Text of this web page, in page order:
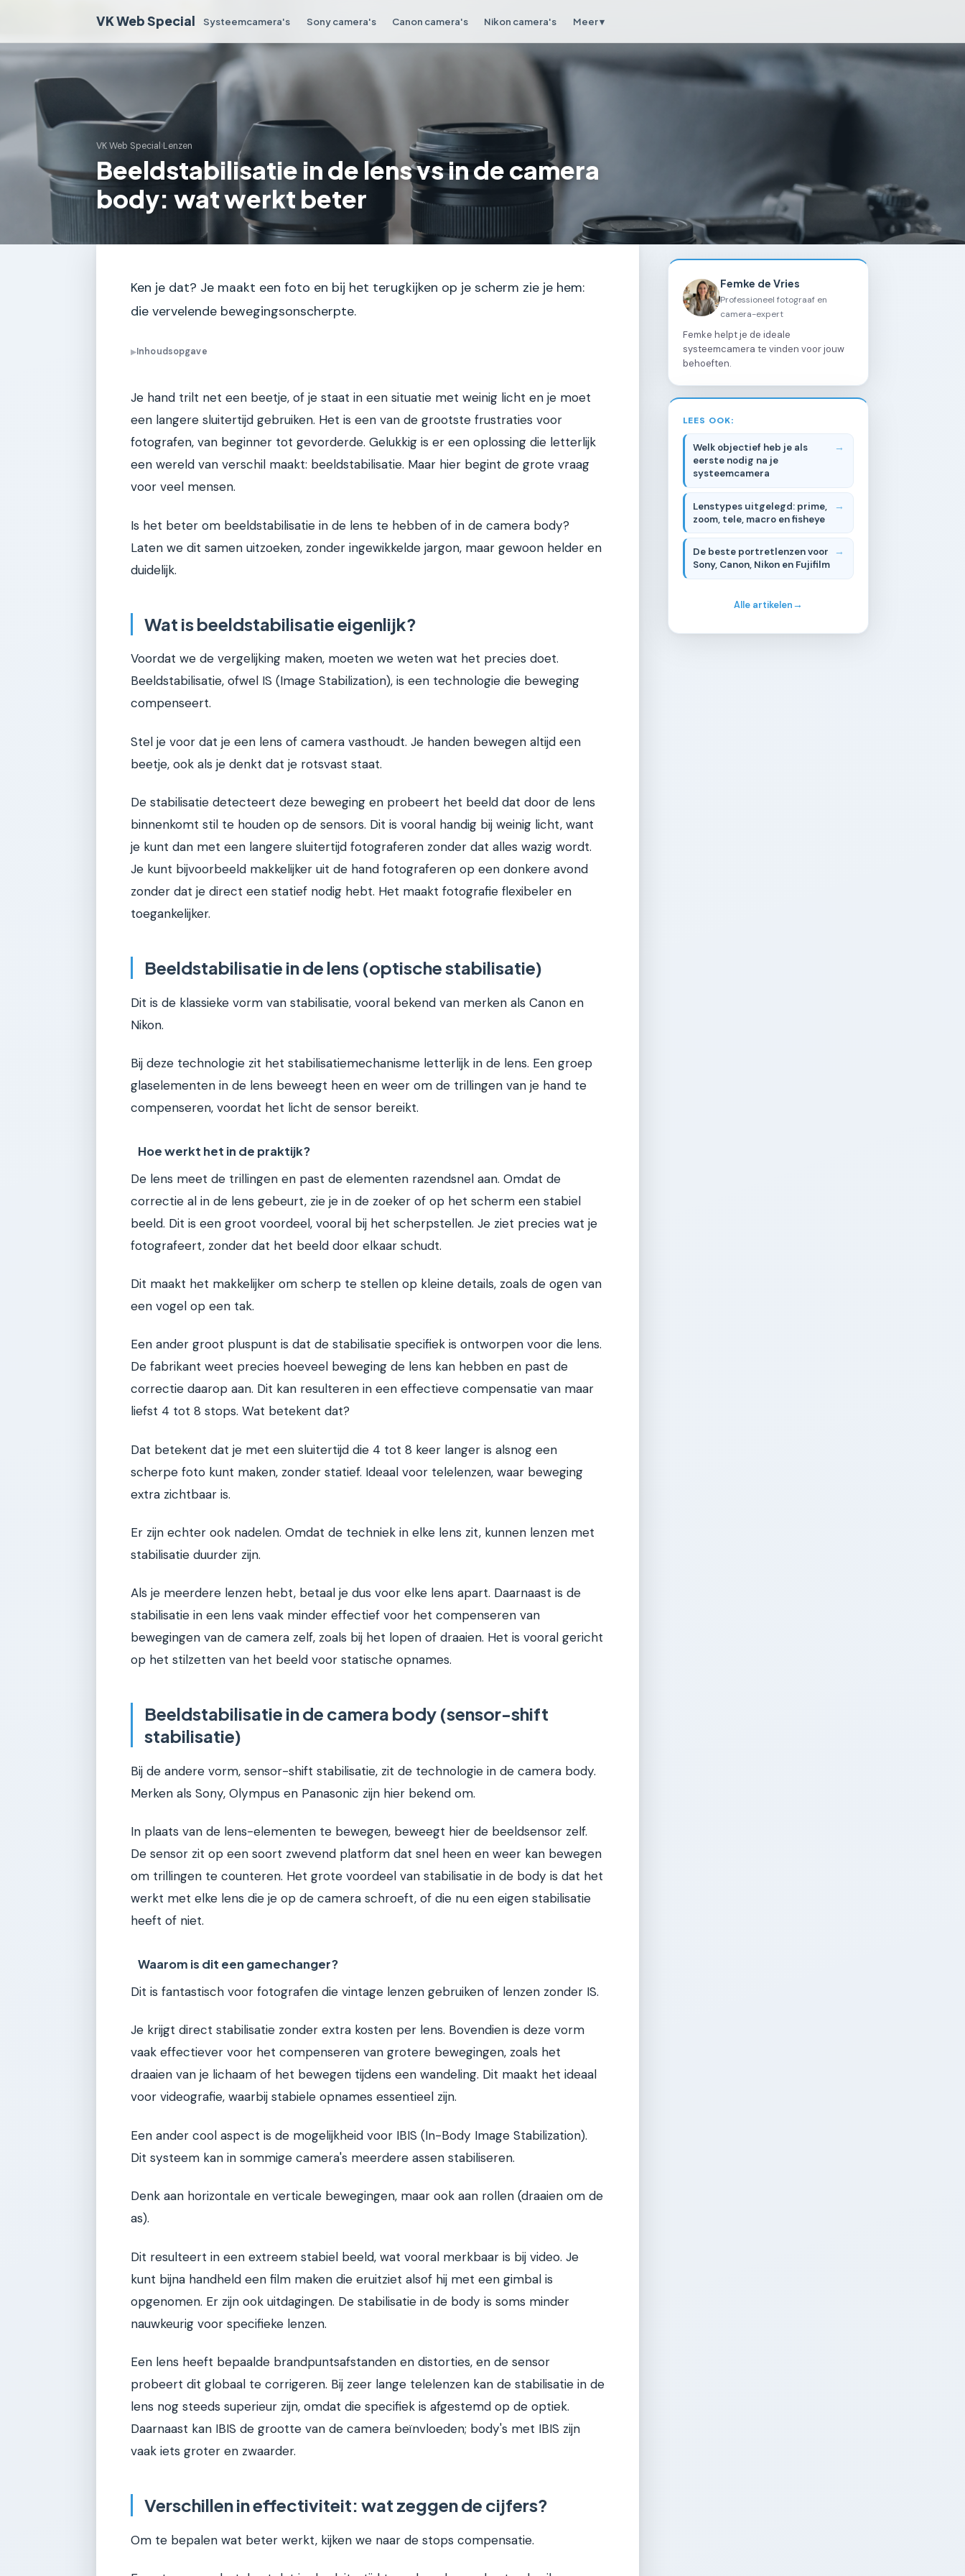
VK Web Special Systeemcamera's Sony camera's Canon camera's Nikon camera's Meer ▾
VK Web Special›Lenzen
Beeldstabilisatie in de lens vs in de camera
body: wat werkt beter
Ken je dat? Je maakt een foto en bij het terugkijken op je scherm zie je hem:
die vervelende bewegingsonscherpte.
▶Inhoudsopgave
Je hand trilt net een beetje, of je staat in een situatie met weinig licht en je moet
een langere sluitertijd gebruiken. Het is een van de grootste frustraties voor
fotografen, van beginner tot gevorderde. Gelukkig is er een oplossing die letterlijk
een wereld van verschil maakt: beeldstabilisatie. Maar hier begint de grote vraag
voor veel mensen.
Is het beter om beeldstabilisatie in de lens te hebben of in de camera body?
Laten we dit samen uitzoeken, zonder ingewikkelde jargon, maar gewoon helder en
duidelijk.
Wat is beeldstabilisatie eigenlijk?
Voordat we de vergelijking maken, moeten we weten wat het precies doet.
Beeldstabilisatie, ofwel IS (Image Stabilization), is een technologie die beweging
compenseert.
Stel je voor dat je een lens of camera vasthoudt. Je handen bewegen altijd een
beetje, ook als je denkt dat je rotsvast staat.
De stabilisatie detecteert deze beweging en probeert het beeld dat door de lens
binnenkomt stil te houden op de sensors. Dit is vooral handig bij weinig licht, want
je kunt dan met een langere sluitertijd fotograferen zonder dat alles wazig wordt.
Je kunt bijvoorbeeld makkelijker uit de hand fotograferen op een donkere avond
zonder dat je direct een statief nodig hebt. Het maakt fotografie flexibeler en
toegankelijker.
Beeldstabilisatie in de lens (optische stabilisatie)
Dit is de klassieke vorm van stabilisatie, vooral bekend van merken als Canon en
Nikon.
Bij deze technologie zit het stabilisatiemechanisme letterlijk in de lens. Een groep
glaselementen in de lens beweegt heen en weer om de trillingen van je hand te
compenseren, voordat het licht de sensor bereikt.
Hoe werkt het in de praktijk?
De lens meet de trillingen en past de elementen razendsnel aan. Omdat de
correctie al in de lens gebeurt, zie je in de zoeker of op het scherm een stabiel
beeld. Dit is een groot voordeel, vooral bij het scherpstellen. Je ziet precies wat je
fotografeert, zonder dat het beeld door elkaar schudt.
Dit maakt het makkelijker om scherp te stellen op kleine details, zoals de ogen van
een vogel op een tak.
Een ander groot pluspunt is dat de stabilisatie specifiek is ontworpen voor die lens.
De fabrikant weet precies hoeveel beweging de lens kan hebben en past de
correctie daarop aan. Dit kan resulteren in een effectieve compensatie van maar
liefst 4 tot 8 stops. Wat betekent dat?
Dat betekent dat je met een sluitertijd die 4 tot 8 keer langer is alsnog een
scherpe foto kunt maken, zonder statief. Ideaal voor telelenzen, waar beweging
extra zichtbaar is.
Er zijn echter ook nadelen. Omdat de techniek in elke lens zit, kunnen lenzen met
stabilisatie duurder zijn.
Als je meerdere lenzen hebt, betaal je dus voor elke lens apart. Daarnaast is de
stabilisatie in een lens vaak minder effectief voor het compenseren van
bewegingen van de camera zelf, zoals bij het lopen of draaien. Het is vooral gericht
op het stilzetten van het beeld voor statische opnames.
Beeldstabilisatie in de camera body (sensor-shift
stabilisatie)
Bij de andere vorm, sensor-shift stabilisatie, zit de technologie in de camera body.
Merken als Sony, Olympus en Panasonic zijn hier bekend om.
In plaats van de lens-elementen te bewegen, beweegt hier de beeldsensor zelf.
De sensor zit op een soort zwevend platform dat snel heen en weer kan bewegen
om trillingen te counteren. Het grote voordeel van stabilisatie in de body is dat het
werkt met elke lens die je op de camera schroeft, of die nu een eigen stabilisatie
heeft of niet.
Waarom is dit een gamechanger?
Dit is fantastisch voor fotografen die vintage lenzen gebruiken of lenzen zonder IS.
Je krijgt direct stabilisatie zonder extra kosten per lens. Bovendien is deze vorm
vaak effectiever voor het compenseren van grotere bewegingen, zoals het
draaien van je lichaam of het bewegen tijdens een wandeling. Dit maakt het ideaal
voor videografie, waarbij stabiele opnames essentieel zijn.
Een ander cool aspect is de mogelijkheid voor IBIS (In-Body Image Stabilization).
Dit systeem kan in sommige camera's meerdere assen stabiliseren.
Denk aan horizontale en verticale bewegingen, maar ook aan rollen (draaien om de
as).
Dit resulteert in een extreem stabiel beeld, wat vooral merkbaar is bij video. Je
kunt bijna handheld een film maken die eruitziet alsof hij met een gimbal is
opgenomen. Er zijn ook uitdagingen. De stabilisatie in de body is soms minder
nauwkeurig voor specifieke lenzen.
Een lens heeft bepaalde brandpuntsafstanden en distorties, en de sensor
probeert dit globaal te corrigeren. Bij zeer lange telelenzen kan de stabilisatie in de
lens nog steeds superieur zijn, omdat die specifiek is afgestemd op de optiek.
Daarnaast kan IBIS de grootte van de camera beïnvloeden; body's met IBIS zijn
vaak iets groter en zwaarder.
Verschillen in effectiviteit: wat zeggen de cijfers?
Om te bepalen wat beter werkt, kijken we naar de stops compensatie.
Femke de Vries
Professioneel fotograaf en
camera-expert
Femke helpt je de ideale
systeemcamera te vinden voor jouw
behoeften.
LEES OOK:
Welk objectief heb je als
eerste nodig na je
systeemcamera
Lenstypes uitgelegd: prime,
zoom, tele, macro en fisheye
De beste portretlenzen voor
Sony, Canon, Nikon en Fujifilm
Alle artikelen